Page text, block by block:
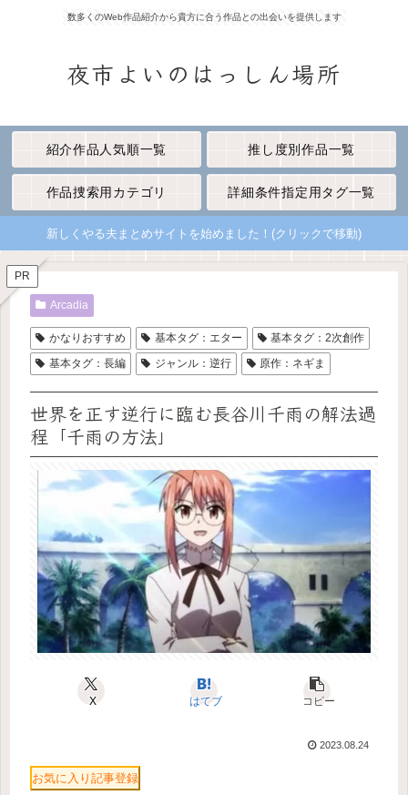
数多くのWeb作品紹介から貴方に合う作品との出会いを提供します
夜市よいのはっしん場所
紹介作品人気順一覧 推し度別作品一覧
作品捜索用カテゴリ 詳細条件指定用タグ一覧
新しくやる夫まとめサイトを始めました！(クリックで移動)
PR
Arcadia
かなりおすすめ 基本タグ：エター
基本タグ：2次創作
基本タグ：長編
ジャンル：逆行 原作：ネギま
世界を正す逆行に臨む長谷川千雨の解法過
程「千雨の方法」
X はてブ コピー
2023.08.24
お気に入り記事登録